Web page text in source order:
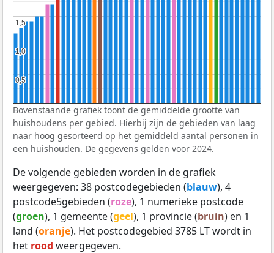
0,5
0,5
1,0
1,0
1,5
1,5
Bovenstaande grafiek toont de gemiddelde grootte van
huishoudens per gebied. Hierbij zijn de gebieden van laag
naar hoog gesorteerd op het gemiddeld aantal personen in
een huishouden. De gegevens gelden voor 2024.
De volgende gebieden worden in de grafiek
weergegeven: 38 postcodegebieden (blauw), 4
postcode5gebieden (roze), 1 numerieke postcode
(groen), 1 gemeente (geel), 1 provincie (bruin) en 1
land (oranje). Het postcodegebied 3785 LT wordt in
het rood weergegeven.